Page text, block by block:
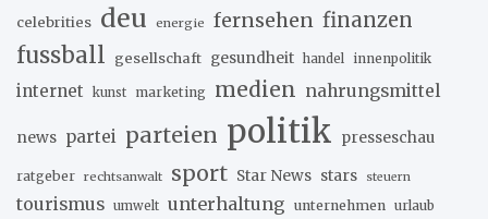
celebrities deu energie fernsehen finanzen
fussball gesellschaft gesundheit handel innenpolitik
internet kunst marketing medien nahrungsmittel
news partei parteien politik presseschau
ratgeber rechtsanwalt sport Star News stars steuern
tourismus umwelt unterhaltung unternehmen urlaub